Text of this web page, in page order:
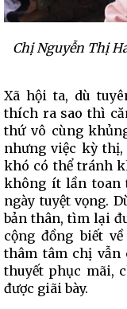
Chị Nguyễn Thị
Xã hội ta, dù
thích ra sao thì
thứ vô cùng
nhưng việc kỳ
khó có thể tránh
không ít lần toan
ngày tuyệt vọng.
bản thân, tìm lại
cộng đồng biết
thâm tâm chị vẫn
thuyết phục mãi,
được giãi bày.